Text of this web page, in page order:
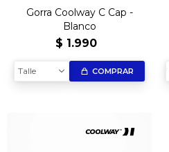
Gorra Coolway C Cap -
Blanco
$ 1.990
Talle COMPRAR